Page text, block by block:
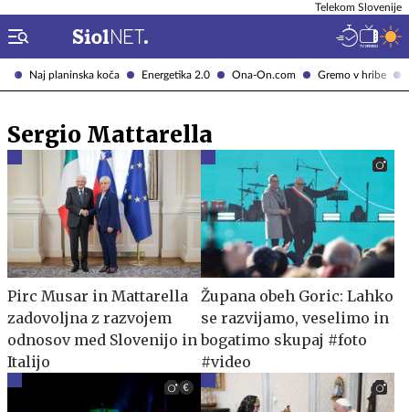
Naj planinska koča Energetika 2.0 Ona-On.com Gremo v hribe
Telekom Slovenije
Sergio Mattarella
Pirc Musar in Mattarella
zadovoljna z razvojem
odnosov med Slovenijo in
Italijo
Župana obeh Goric: Lahko
se razvijamo, veselimo in
bogatimo skupaj #foto
#video